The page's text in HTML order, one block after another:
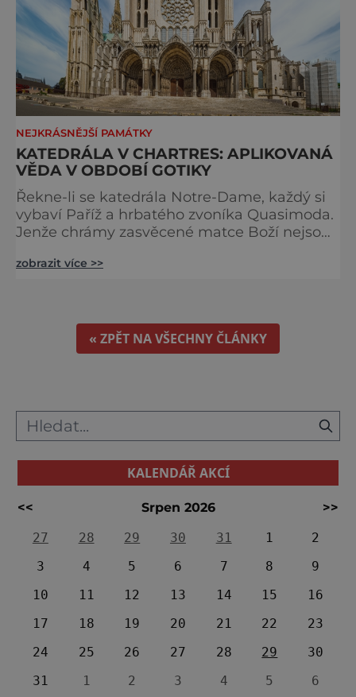
NEJKRÁSNĚJŠÍ PAMÁTKY
KATEDRÁLA V CHARTRES: APLIKOVANÁ
VĚDA V OBDOBÍ GOTIKY
Řekne-li se katedrála Notre-Dame, každý si
vybaví Paříž a hrbatého zvoníka Quasimoda.
Jenže chrámy zasvěcené matce Boží nejsou
obyvatelé města Rouen se mohou pochlubit
stavbou světa. Ovšem nejpůsobivější perlou
toho jména je ta, která se nachází v Chartres.
Městečko Chartres se
zobrazit více >>
« ZPĚT NA VŠECHNY ČLÁNKY
KALENDÁŘ AKCÍ
<< Srpen 2026
>>
27
28 29 30 31 1
2
3
4 5 6 7 8
9
10
11 12 13 14 15
16
17
18 19 20 21 22
23
24
25 26 27 28 29
30
31
1 2 3 4 5 6